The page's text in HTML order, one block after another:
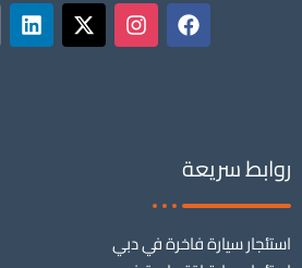
روابط سريعة
استئجار سيارة فاخرة في دبي